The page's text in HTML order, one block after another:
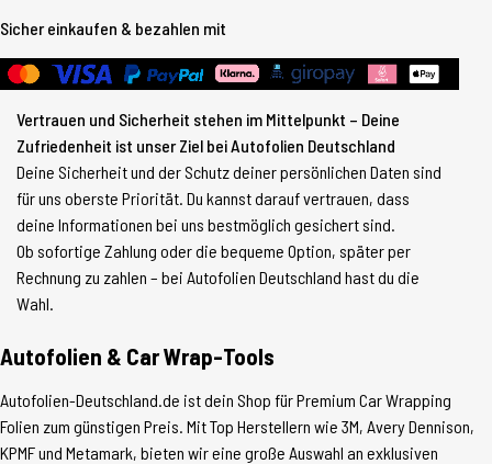
Sicher einkaufen & bezahlen mit
Vertrauen und Sicherheit stehen im Mittelpunkt – Deine
Zufriedenheit ist unser Ziel bei Autofolien Deutschland
Deine Sicherheit und der Schutz deiner persönlichen Daten sind
für uns oberste Priorität. Du kannst darauf vertrauen, dass
deine Informationen bei uns bestmöglich gesichert sind.
Ob sofortige Zahlung oder die bequeme Option, später per
Rechnung zu zahlen – bei Autofolien Deutschland hast du die
Wahl.
Autofolien & Car Wrap-Tools
Autofolien-Deutschland.de ist dein Shop für Premium Car Wrapping
Folien zum günstigen Preis. Mit Top Herstellern wie 3M, Avery Dennison,
KPMF und Metamark, bieten wir eine große Auswahl an exklusiven